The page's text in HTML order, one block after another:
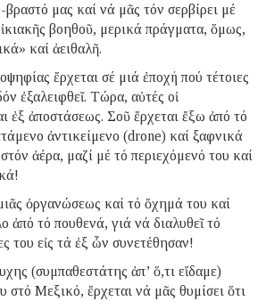
βραστό μας καί νά μᾶς τόν σερβίρει μέ
βοηθοῦ, μερικά πράγματα, ὅμως,
καί ἀειθαλῆ.
ἔρχεται σέ μιά ἐποχή πού τέτοιες
ἐξαλειφθεῖ. Τώρα, αὐτές οἱ
ἐξ ἀποστάσεως. Σοῦ ἔρχεται ἔξω ἀπό τό
ἀντικείμενο (drone) καί ξαφνικά
στόν ἀέρα, μαζί μέ τό περιεχόμενό του καί
ὀργανώσεως καί τό ὄχημά του καί
ἀπό τό πουθενά, γιά νά διαλυθεῖ τό
του εἰς τά ἐξ ὧν συνετέθησαν!
(συμπαθεστάτης ἀπ’ ὅ,τι εἴδαμε)
Μεξικό, ἔρχεται νά μᾶς θυμίσει ὅτι